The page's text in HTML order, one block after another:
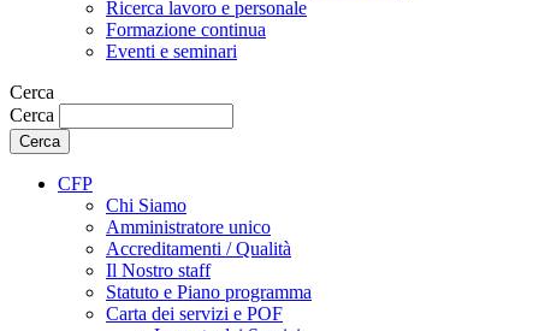
Ricerca lavoro e personale
Formazione continua
Eventi e seminari
Cerca
Cerca
CFP
Chi Siamo
Amministratore unico
Accreditamenti / Qualità
Il Nostro staff
Statuto e Piano programma
Carta dei servizi e POF